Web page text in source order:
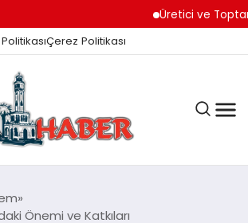
Üretici ve
Çerez Politikası
Önemi ve Katkıları